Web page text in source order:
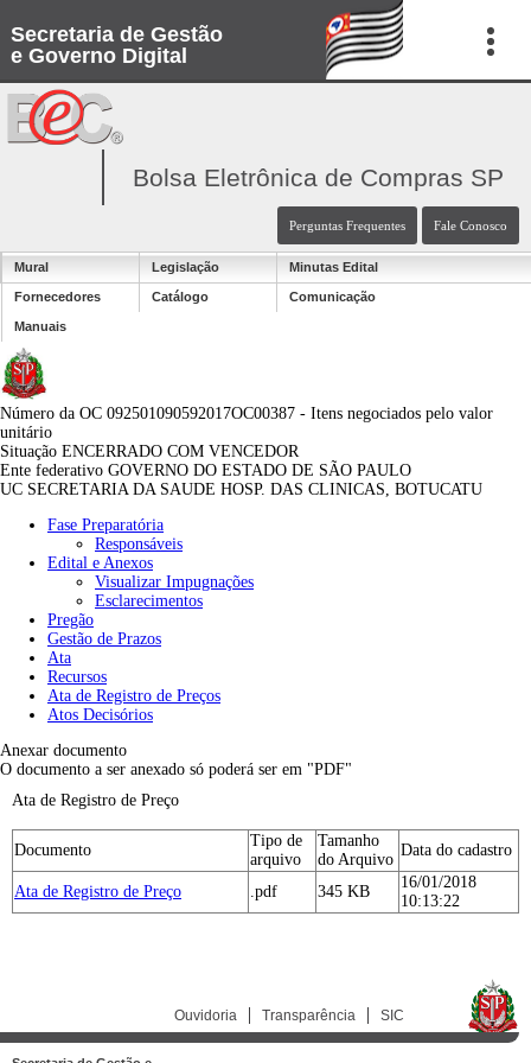
Secretaria de Gestão
e Governo Digital
Bolsa Eletrônica de Compras SP
Perguntas Frequentes Fale Conosco
Mural Legislação Minutas Edital
Fornecedores Catálogo Comunicação
Manuais
Número da OC 092501090592017OC00387 - Itens negociados pelo valor
unitário
Situação ENCERRADO COM VENCEDOR
Ente federativo GOVERNO DO ESTADO DE SÃO PAULO
UC SECRETARIA DA SAUDE HOSP. DAS CLINICAS, BOTUCATU
Fase Preparatória
Responsáveis
Edital e Anexos
Visualizar Impugnações
Esclarecimentos
Pregão
Gestão de Prazos
Ata
Recursos
Ata de Registro de Preços
Atos Decisórios
Anexar documento
O documento a ser anexado só poderá ser em "PDF"
Ata de Registro de Preço
Documento
Tipo de
arquivo
Tamanho
do Arquivo
Data do cadastro
Ata de Registro de Preço .pdf 345 KB
16/01/2018
10:13:22
Ouvidoria Transparência SIC